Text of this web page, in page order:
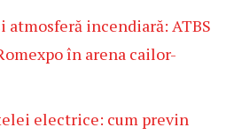
atmosferă incendiară: ATBS
în arena cailor-
electrice: cum previn